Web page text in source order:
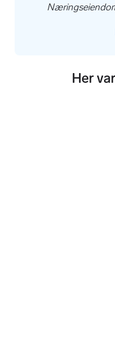
Her